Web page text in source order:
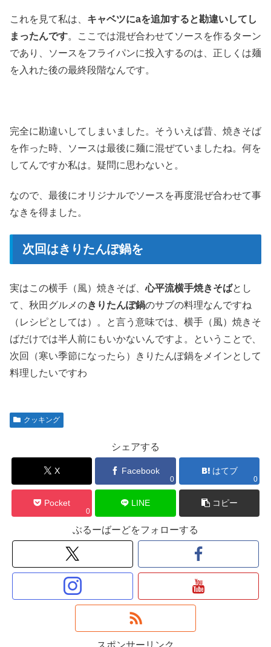
これを見て私は、 キャベツにaを追加すると勘違いしてし
まったんです。ここでは混ぜ合わせてソースを作るターン
であり、ソースをフライパンに投入するのは、正しくは麺
を入れた後の最終段階なんです。
完全に勘違いしてしまいました。そういえば昔、焼きそば
を作った時、ソースは最後に麺に混ぜていましたね。何を
してんですか私は。疑問に思わないと。
なので、最後にオリジナルでソースを再度混ぜ合わせて事
なきを得ました。
次回はきりたんぽ鍋を
実はこの横手（風）焼きそば、心平流横手焼きそばとし
て、秋田グルメのきりたんぽ鍋のサブの料理なんですね
（レシピとしては）。と言う意味では、横手（風）焼きそ
ばだけでは半人前にもいかないんですよ。ということで、
次回（寒い季節になったら）きりたんぽ鍋をメインとして
料理したいですわ
クッキング
シェアする
X Facebook
0
はてブ
0
Pocket
0
LINE コピー
ぶるーばーどをフォローする
スポンサーリンク